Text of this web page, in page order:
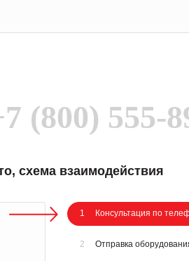
(800) 555-
схема взаимодействия
1 Консультация по
2 Отправка